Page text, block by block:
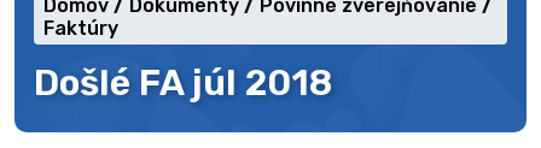
Došlé FA júl 2018
Domov Dokumenty
Povinné zverejňovanie
Faktúry